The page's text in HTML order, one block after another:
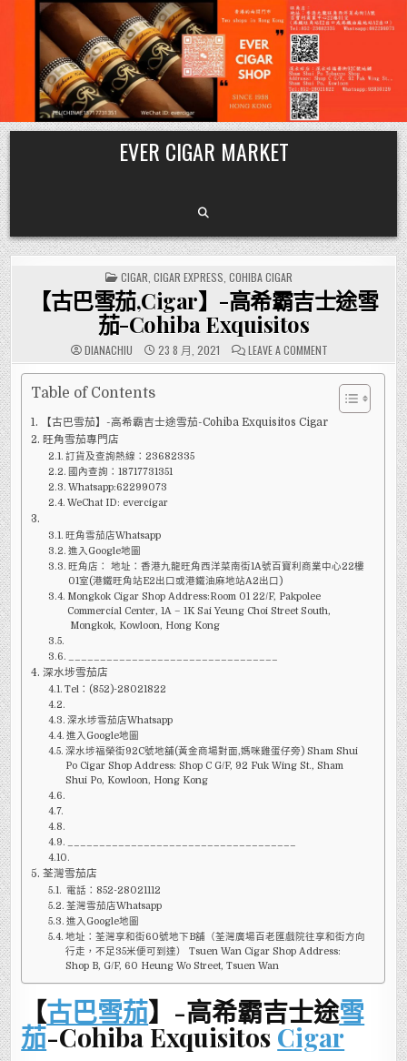
Skip
to
content
EVER CIGAR MARKET
POSTED
IN
CIGAR CIGAR EXPRESS COHIBA CIGAR
【古巴雪茄,Cigar】-高希霸吉士途雪
茄-Cohiba Exquisitos
DIANACHIU 23 8 月, 2021 LEAVE A COMMENTON
【古
巴
茄,CIGAR】-
霸
Table of Contents
【古巴雪茄】-高希霸吉士途雪茄-Cohiba Exquisitos Cigar
旺角雪茄專門店
訂貨及查詢熱線：23682335
國內查詢：18717731351
Whatsapp:62299073
WeChat ID: evercigar
旺角雪茄店Whatsapp
進入Google地圖
旺角店： 地址：香港九龍旺角西洋菜南街1A號百寶利商業中心22樓
01室(港鐵旺角站E2出口或港鐵油麻地站A2出口)
Mongkok Cigar Shop Address:Room 01 22/F, Pakpolee
Commercial Center, 1A – 1K Sai Yeung Choi Street South,
Mongkok, Kowloon, Hong Kong
深水埗雪茄店
Tel：(852)-28021822
深水埗雪茄店Whatsapp
進入Google地圖
深水埗福榮街92C號地舖(黃金商場對面,媽咪雞蛋仔旁) Sham Shui
Po Cigar Shop Address: Shop C G/F, 92 Fuk Wing St., Sham
Shui Po, Kowloon, Hong Kong
荃灣雪茄店
電話：852-28021112
荃灣雪茄店Whatsapp
進入Google地圖
地址：荃灣享和街60號地下B舖（荃灣廣場百老匯戲院往享和街方向
行走，不足35米便可到達） Tsuen Wan Cigar Shop Address:
Shop B, G/F, 60 Heung Wo Street, Tsuen Wan
【古巴雪茄】-高希霸吉士途雪
茄-Cohiba Exquisitos Cigar